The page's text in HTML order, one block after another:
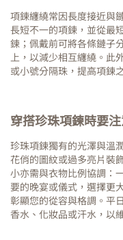
項鍊纏繞常因長度接近與
長短不一的項鍊，並從最
鍊；佩戴前可將各條鏈子
上，以減少相互纏繞。此
或小號分隔珠，提高項鍊
穿搭珍珠項鍊時要
珍珠項鍊獨有的光澤與溫
花俏的圖紋或過多亮片裝
小亦需與衣物比例協調：
要的晚宴或儀式，選擇更
彰顯您的從容與格調。平
香水、化妝品或汗水，以